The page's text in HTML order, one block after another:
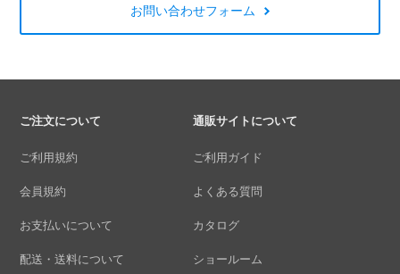
お問い合わせフォーム
ご注文について
ご利用規約
会員規約
お支払いについて
配送・送料について
通販サイトについて
ご利用ガイド
よくある質問
カタログ
ショールーム